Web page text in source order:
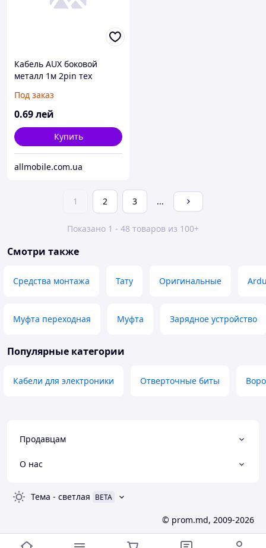
Кабель AUX боковой
металл 1м 2pin тех
Под заказ
0.69лей
Купить
allmobile.com.ua
1 2 3 ...
Показано 1 - 48 товаров из 100+
Смотри также
Средства монтажа Тату Оригинальные
Муфта переходная Муфта Зарядное устройство
Популярные категории
Кабели для электроники Отверточные биты
Продавцам
О нас
Тема - светлая BETA
© prom.md, 2009-2026